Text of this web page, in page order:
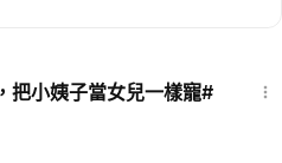
把小姨子當女兒一樣寵#